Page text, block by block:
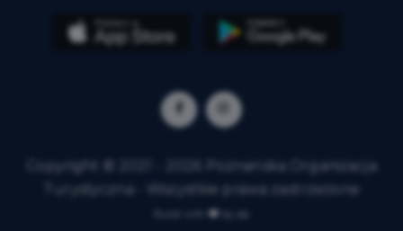
Copyright © 2021 - 2026 Poznańska Organizacja
Turystyczna - Wszystkie prawa zastrzeżone